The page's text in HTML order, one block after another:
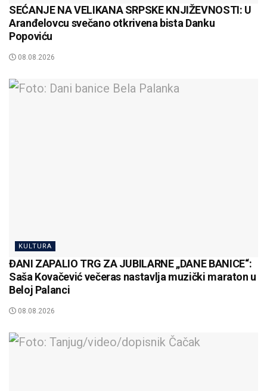
SEĆANJE NA VELIKANA SRPSKE KNJIŽEVNOSTI: U
Aranđelovcu svečano otkrivena bista Danku
Popoviću
08.08.2026
KULTURA
ĐANI ZAPALIO TRG ZA JUBILARNE „DANE BANICE“:
Saša Kovačević večeras nastavlja muzički maraton u
Beloj Palanci
08.08.2026